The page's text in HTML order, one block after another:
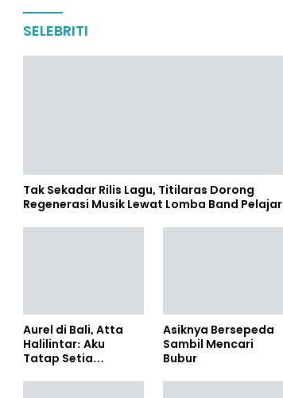
SELEBRITI
Tak Sekadar Rilis Lagu, Titilaras Dorong
Regenerasi Musik Lewat Lomba Band Pelajar
Aurel di Bali, Atta
Halilintar: Aku
Tatap Setia
Asiknya Bersepeda
Sambil Mencari
Bubur